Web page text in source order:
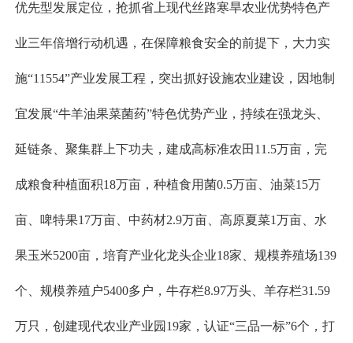
优先型发展定位，抢抓省上现代丝路寒旱农业优势特色产
业三年倍增行动机遇，在保障粮食安全的前提下，大力实
施“11554”产业发展工程，突出抓好设施农业建设，因地制
宜发展“牛羊油果菜菌药”特色优势产业，持续在强龙头、
延链条、聚集群上下功夫，建成高标准农田11.5万亩，完
成粮食种植面积18万亩，种植食用菌0.5万亩、油菜15万
亩、啤特果17万亩、中药材2.9万亩、高原夏菜1万亩、水
果玉米5200亩，培育产业化龙头企业18家、规模养殖场139
个、规模养殖户5400多户，牛存栏8.97万头、羊存栏31.59
万只，创建现代农业产业园19家，认证“三品一标”6个，打